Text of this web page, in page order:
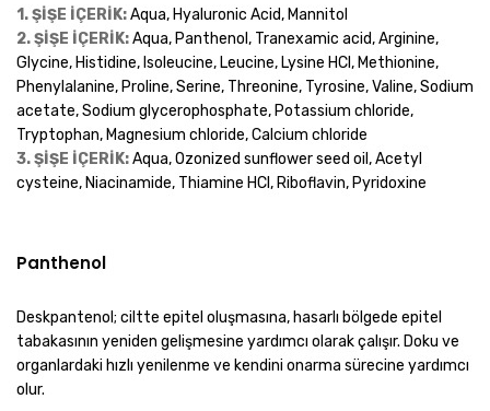
1. ŞİŞE İÇERİK:Aqua, Hyaluronic Acid, Mannitol
2. ŞİŞE İÇERİK:Aqua, Panthenol, Tranexamic acid, Arginine,
Glycine, Histidine, Isoleucine, Leucine, Lysine HCI, Methionine,
Phenylalanine, Proline, Serine, Threonine, Tyrosine, Valine, Sodium
acetate, Sodium glycerophosphate, Potassium chloride,
Tryptophan, Magnesium chloride, Calcium chloride
3. ŞİŞE İÇERİK:Aqua, Ozonized sunflower seed oil, Acetyl
cysteine, Niacinamide, Thiamine HCl, Riboflavin, Pyridoxine
Panthenol
Deskpantenol; ciltte epitel oluşmasına, hasarlı bölgede epitel
tabakasının yeniden gelişmesine yardımcı olarak çalışır. Doku ve
organlardaki hızlı yenilenme ve kendini onarma sürecine yardımcı
olur.